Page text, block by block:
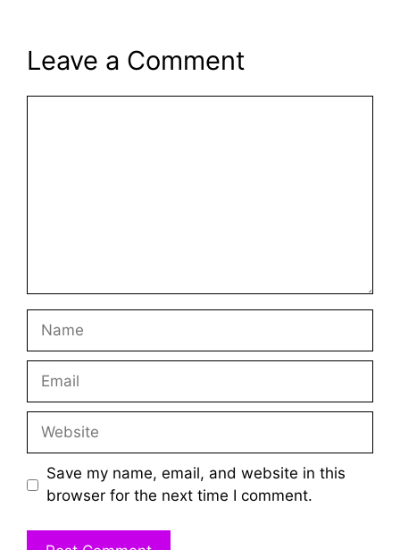
Leave a Comment
Name
Email
Website
Save my name, email, and website in this
browser for the next time I comment.